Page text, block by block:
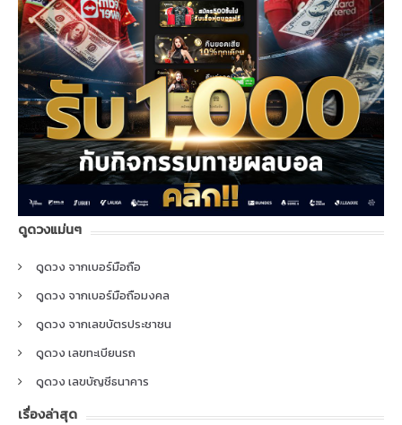
ดูดวงแม่นๆ
ดูดวง จากเบอร์มือถือ
ดูดวง จากเบอร์มือถือมงคล
ดูดวง จากเลขบัตรประชาชน
ดูดวง เลขทะเบียนรถ
ดูดวง เลขบัญชีธนาคาร
เรื่องล่าสุด